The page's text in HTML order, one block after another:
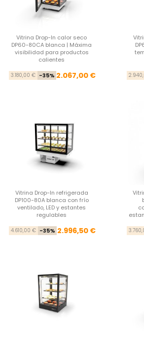
Vitrina Drop-In calor seco
DP60-80CA blanca | Máxima
visibilidad para productos
calientes
Precio base
3.180,00 € -35% Precio
2.067,00 €
Vitrina Drop-In refrigerada
DP100-80A blanca con frío
ventilado, LED y estantes
regulables
Precio base
4.610,00 € -35% Precio
2.996,50 €